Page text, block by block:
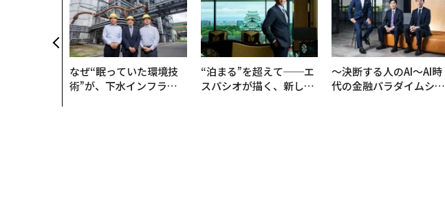
なぜ“眠っていた環境技
術”が、下水インフラを
“泊まる”を超えて──エ
スパシオが描く、新しい
〜決断する人のAI〜AI時
代の金融パラダイムシフ